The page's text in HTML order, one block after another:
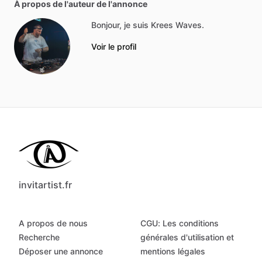
À propos de l'auteur de l'annonce
Bonjour, je suis Krees Waves.
Voir le profil
invitartist.fr
A propos de nous
Recherche
Déposer une annonce
CGU: Les conditions
générales d'utilisation et
mentions légales